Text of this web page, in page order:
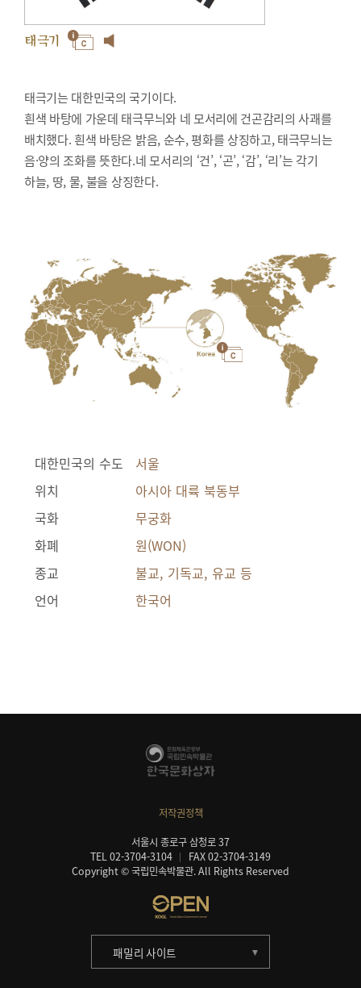
태극기
태극기는 대한민국의 국기이다.
흰색 바탕에 가운데 태극무늬와 네 모서리에 건곤감리의 사괘를
배치했다. 흰색 바탕은 밝음, 순수, 평화를 상징하고, 태극무늬는
음·양의 조화를 뜻한다.네 모서리의 ‘건’, ‘곤’, ‘감’, ‘리’는 각기
하늘, 땅, 물, 불을 상징한다.
대한민국의 수도
서울
위치
아시아 대륙 북동부
국화
무궁화
화폐
원(WON)
종교
불교, 기독교, 유교 등
언어
한국어
저작권정책
서울시 종로구 삼청로 37
TEL 02-3704-3104
FAX 02-3704-3149
Copyright © 국립민속박물관. All Rights Reserved
패밀리 사이트